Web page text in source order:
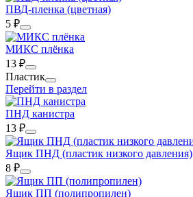
ПВД-пленка (цветная)
5 ₽
МИКС плёнка
13 ₽
Пластик
Перейти в раздел
ПНД канистра
13 ₽
Ящик ПНД (пластик низкого давления)
8 ₽
Ящик ПП (полипропилен)